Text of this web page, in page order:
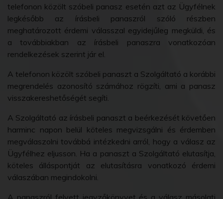
telefonon közölt szóbeli panasz esetén azt az Ügyfélnek
legkésőbb az írásbeli panaszról szóló részben
meghatározott érdemi válasszal egyidejűleg megküldi, és
a továbbiakban az írásbeli panaszra vonatkozóan
rendelkezések szerint jár el.
A telefonon közölt szóbeli panaszt a Szolgáltató a korábbi
megrendelés azonosító számához rögzíti, ami a panasz
visszakereshetőségét segíti.
A Szolgáltató az írásbeli panaszt a beérkezését követően
harminc napon belül köteles megvizsgálni és érdemben
megválaszolni továbbá intézkedni arról, hogy a válasz az
Ügyfélhez eljusson. Ha a panaszt a Szolgáltató elutasítja,
köteles álláspontját az elutasításra vonatkozó érdemi
válaszában megindokolni.
A panaszról felvett jegyzőkönyvet és a válasz másolati